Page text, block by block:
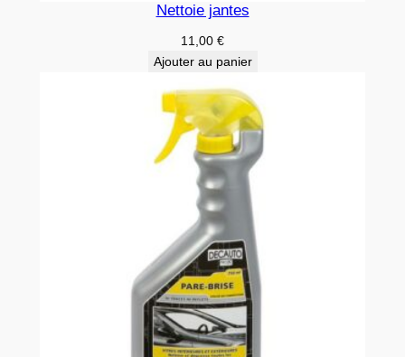
Nettoie jantes
11,00 €
Ajouter au panier